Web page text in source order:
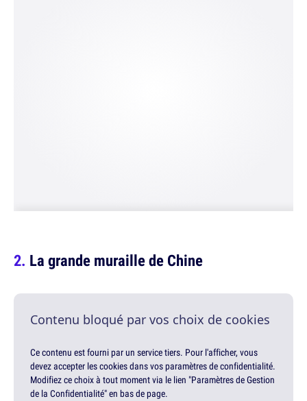
La grande muraille de Chine
Contenu bloqué par vos choix de cookies
Ce contenu est fourni par un service tiers. Pour l'afficher, vous
devez accepter les cookies dans vos paramètres de confidentialité.
Modifiez ce choix à tout moment via le lien "Paramètres de Gestion
de la Confidentialité" en bas de page.